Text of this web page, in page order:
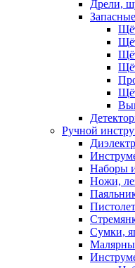
Дрели,
Ручной
Наборы
Ножи,
Сумки,